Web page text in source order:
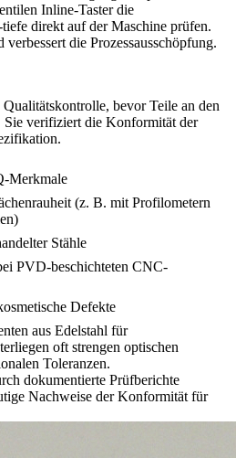
Inline-Taster die
direkt auf der Maschine prüfen.
die Prozessausschöpfung.
bevor Teile an den
Sie verifiziert die Konformität der
Merkmale
(z. B. mit Profilometern
Stähle
PVD-beschichteten CNC-
Defekte
aus Edelstahl für
oft strengen optischen
Toleranzen.
dokumentierte Prüfberichte
Nachweise der Konformität für